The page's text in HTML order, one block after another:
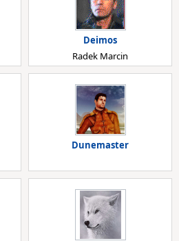
Deimos
Radek Marcin
Dunemaster